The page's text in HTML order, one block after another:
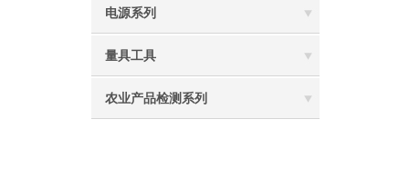
电源系列
量具工具
农业产品检测系列